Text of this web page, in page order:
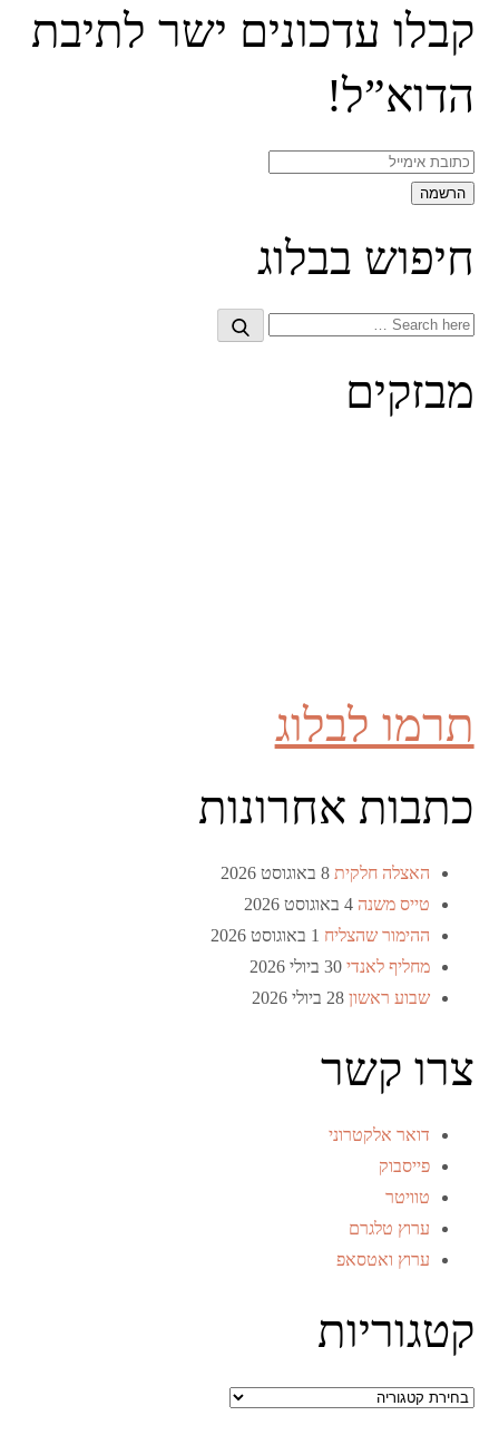
קבלו עדכונים ישר לתיבת
הדוא”ל!
חיפוש בבלוג
Search
Search
מבזקים
תרמו לבלוג
כתבות אחרונות
האצלה חלקית 8 באוגוסט 2026
טייס משנה 4 באוגוסט 2026
ההימור שהצליח 1 באוגוסט 2026
מחליף לאנדי 30 ביולי 2026
שבוע ראשון 28 ביולי 2026
צרו קשר
דואר אלקטרוני
פייסבוק
טוויטר
ערוץ טלגרם
ערוץ ואטסאפ
קטגוריות
קטגוריות